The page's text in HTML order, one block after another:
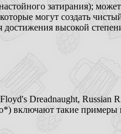
затирания);
могут создать
высокой
Dreadnaught, Russian
включают такие примеры